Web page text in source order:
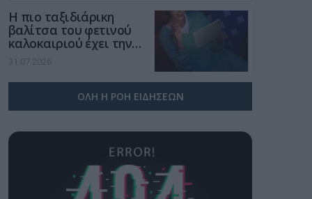
Η πιο ταξιδιάρικη
βαλίτσα του φετινού
καλοκαιριού έχει την
υπογραφή της Xiaomi
31.07.2026
ΟΛΗ Η ΡΟΗ ΕΙΔΗΣΕΩΝ